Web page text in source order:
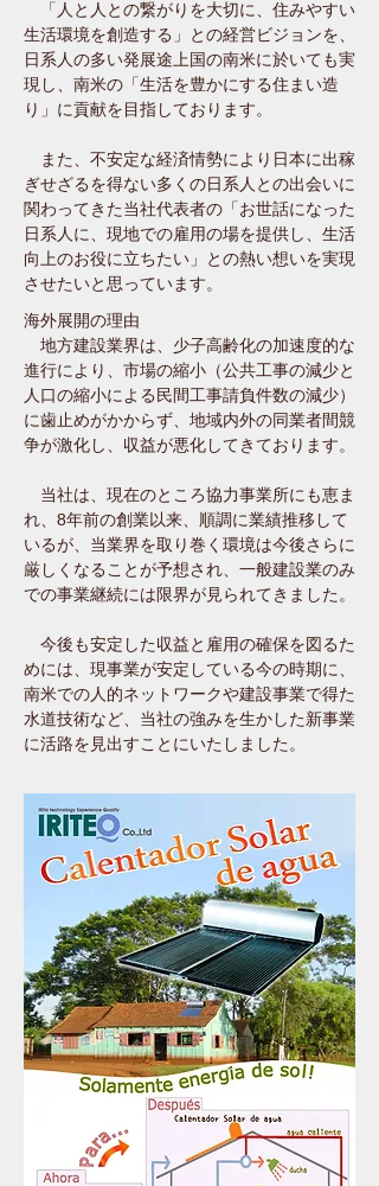
「人と人との繋がりを大切に、住みやすい
生活環境を創造する」との経営ビジョンを、
日系人の多い発展途上国の南米に於いても実
現し、南米の「生活を豊かにする住まい造
り」に貢献を目指しております。
また、不安定な経済情勢により日本に出稼
ぎせざるを得ない多くの日系人との出会いに
関わってきた当社代表者の「お世話になった
日系人に、現地での雇用の場を提供し、生活
向上のお役に立ちたい」との熱い想いを実現
させたいと思っています。
海外展開の理由
地方建設業界は、少子高齢化の加速度的な
進行により、市場の縮小（公共工事の減少と
人口の縮小による民間工事請負件数の減少）
に歯止めがかからず、地域内外の同業者間競
争が激化し、収益が悪化してきております。
当社は、現在のところ協力事業所にも恵ま
れ、8年前の創業以来、順調に業績推移して
いるが、当業界を取り巻く環境は今後さらに
厳しくなることが予想され、一般建設業のみ
での事業継続には限界が見られてきました。
今後も安定した収益と雇用の確保を図るた
めには、現事業が安定している今の時期に、
南米での人的ネットワークや建設事業で得た
水道技術など、当社の強みを生かした新事業
に活路を見出すことにいたしました。